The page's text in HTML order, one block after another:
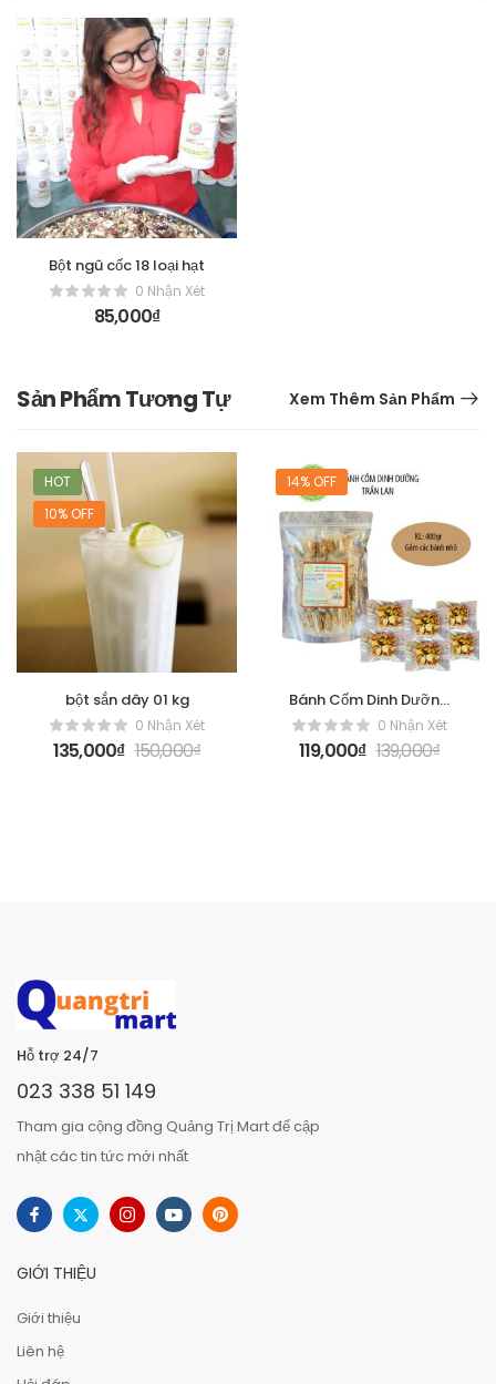
Bột ngũ cốc 18 loại hạt
0 Nhận Xét
85,000₫
Sản Phẩm Tương Tự Xem Thêm Sản Phẩm
HOT
10% OFF
bột sắn dây 01 kg
0 Nhận Xét
135,000₫ 150,000₫
14% OFF
Bánh Cốm Dinh Dưỡng
[400gr]0 Nhận Xét
119,000₫ 139,000₫
Hỗ trợ 24/7
023 338 51 149
Tham gia cộng đồng Quảng Trị Mart để cập
nhật các tin tức mới nhất
GIỚI THIỆU
Giới thiệu
Liên hệ